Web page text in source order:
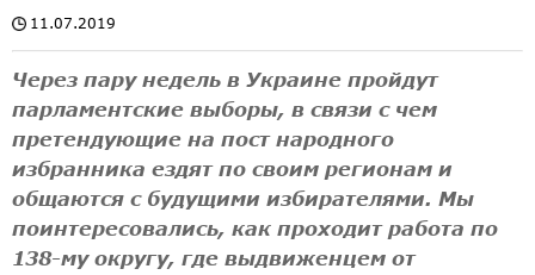
11.07.2019
Через пару недель в Украине пройдут
парламентские выборы, в связи с чем
претендующие на пост народного
избранника ездят по своим регионам и
общаются с будущими избирателями. Мы
поинтересовались, как проходит работа по
138-му округу, где выдвиженцем от